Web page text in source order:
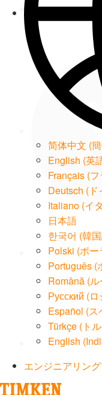
简体中文 (
English (英
Français (
Deutsch (
Italiano (イ
日本語
한국어 (韓
Polski (ポー
Português (
Română (
Русский (
Español (ス
Türkçe ( ト
English
エンジニアリン
Twitter
LinkedIn
Email